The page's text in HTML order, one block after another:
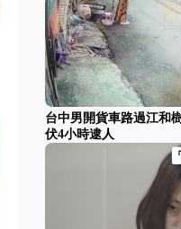
台中男開貨車路過江和
伏4小時逮人